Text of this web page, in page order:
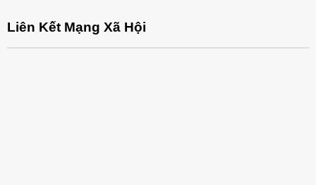
Liên Kết Mạng Xã Hội